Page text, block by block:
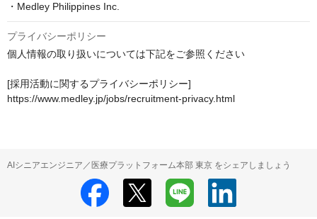
・Medley Philippines Inc.
プライバシーポリシー
個人情報の取り扱いについては下記をご参照ください
[採用活動に関するプライバシーポリシー]
https://www.medley.jp/jobs/recruitment-privacy.html
AIシニアエンジニア／医療プラットフォーム本部 東京 をシェアしましょう